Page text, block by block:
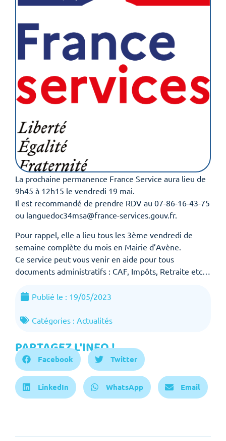
La prochaine permanence France Service aura lieu de
9h45 à 12h15 le vendredi 19 mai.
Il est recommandé de prendre RDV au 07-86-16-43-75
ou languedoc34msa@france-services.gouv.fr.
Pour rappel, elle a lieu tous les 3ème vendredi de
semaine complète du mois en Mairie d’Avène.
Ce service peut vous venir en aide pour tous
documents administratifs : CAF, Impôts, Retraite etc…
Publié le : 19/05/2023
Catégories : Actualités
PARTAGEZ L'INFO !
Facebook Twitter
LinkedIn WhatsApp Email